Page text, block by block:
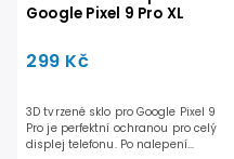
Google Pixel 9 Pro XL
299 Kč
3D tvrzené sklo pro Google Pixel 9
Pro je perfektní ochranou pro celý
displej telefonu. Po nalepení...